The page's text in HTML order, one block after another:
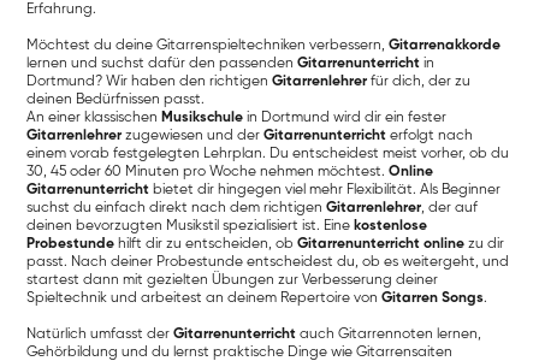
Erfahrung.
Möchtest du deine Gitarrenspieltechniken verbessern,Gitarrenakkorde
lernen und suchst dafür den passendenGitarrenunterricht in
Dortmund? Wir haben den richtigenGitarrenlehrer für dich, der zu
deinen Bedürfnissen passt.
An einer klassischen Musikschule in Dortmund wird dir ein fester
Gitarrenlehrer zugewiesen und derGitarrenunterricht erfolgt nach
einem vorab festgelegten Lehrplan. Du entscheidest meist vorher, ob du
30, 45 oder 60 Minuten pro Woche nehmen möchtest.Online
Gitarrenunterricht bietet dir hingegen viel mehr Flexibilität. Als Beginner
suchst du einfach direkt nach dem richtigenGitarrenlehrer, der auf
deinen bevorzugten Musikstil spezialisiert ist. Eine kostenlose
Probestunde hilft dir zu entscheiden, obGitarrenunterricht online zu dir
passt. Nach deiner Probestunde entscheidest du, ob es weitergeht, und
startest dann mit gezielten Übungen zur Verbesserung deiner
Spieltechnik und arbeitest an deinem Repertoire vonGitarren Songs.
Natürlich umfasst derGitarrenunterricht auch Gitarrennoten lernen,
Gehörbildung und du lernst praktische Dinge wie Gitarrensaiten